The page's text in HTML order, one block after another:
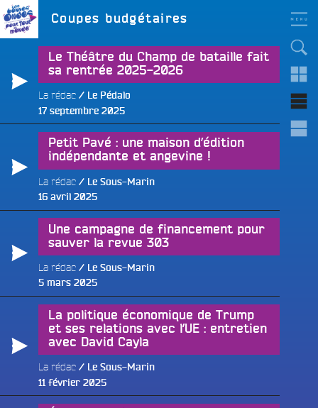
Aller
au
contenu
POUR TOUT LE MONDE !
Étiquette :
Coupes budgétaires
Le Théâtre du Champ de bataille fait
sa rentrée 2025-2026
La rédac
Le Pédalo
Publié
17 septembre 2025
Petit Pavé : une maison d’édition
indépendante et angevine !
La rédac
Le Sous-Marin
Publié
16 avril 2025
Une campagne de financement pour
sauver la revue 303
La rédac
Le Sous-Marin
Publié
5 mars 2025
La politique économique de Trump
et ses relations avec l’UE : entretien
avec David Cayla
La rédac
Le Sous-Marin
Publié
11 février 2025